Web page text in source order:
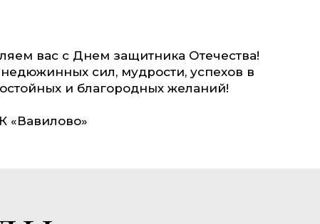
вас с Днем защитника Отечества!
сил, мудрости, успехов в
и благородных желаний!
«Вавилово»